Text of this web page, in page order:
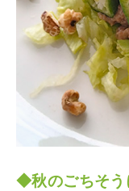
◆秋のごちそ